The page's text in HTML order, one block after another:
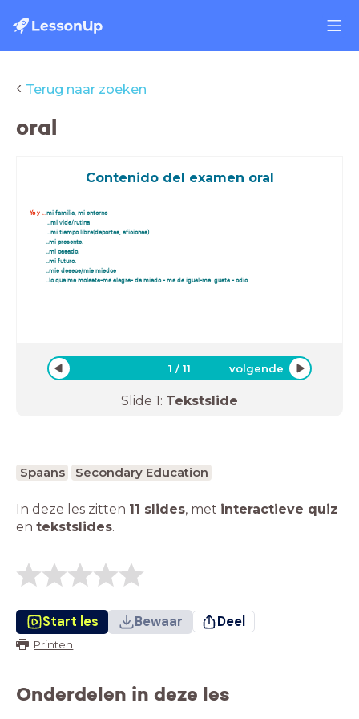
‹ Terug naar zoeken
oral
Contenido del examen oral
Yo y...mi familia, mi entorno
..mi vida/rutina
..mi tiempo libre(deportes, aficiones)
..mi presente.
..mi pasado.
..mi futuro.
..mis deseos/mis miedos
..lo que me molesta-me alegra- da miedo - me da igual-me gusta - odio
1 /11 volgende
Slide 1: Tekstslide
Spaans Secondary Education
In deze les zitten 11 slides, met interactieve quiz
en tekstslides.
Start les Bewaar Deel
Printen
Onderdelen in deze les